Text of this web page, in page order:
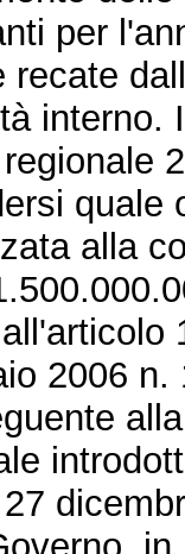
per
recate
interno.
quale
alla
2006 n.